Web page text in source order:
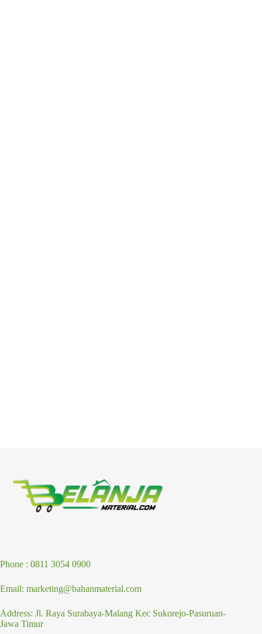
Phone : 0811 3054 0900
Email: marketing@bahanmaterial.com
Address: Jl. Raya Surabaya-Malang Kec Sukorejo-Pasuruan-
Jawa Timur